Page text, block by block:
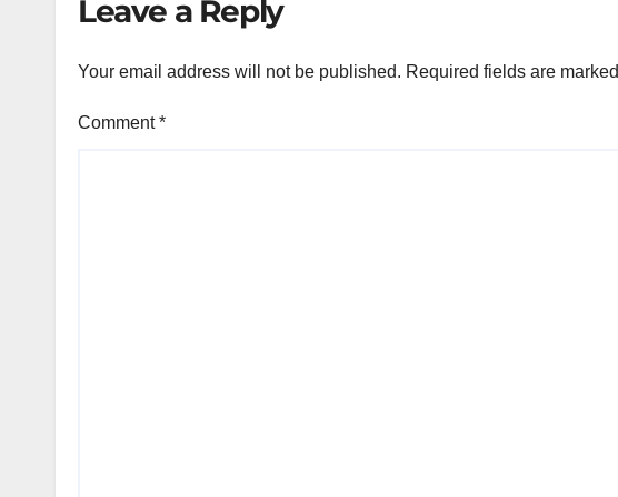
Leave a Reply
Your email address will not be published. Required fields are marked
Comment*